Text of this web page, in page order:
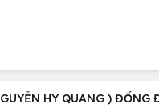
HY QUANG ) ĐỐNG